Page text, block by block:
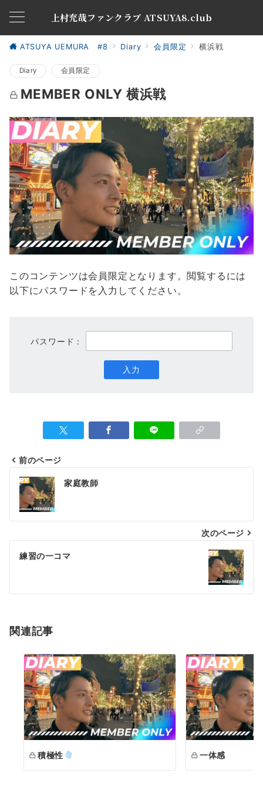
上村充哉ファンクラブ ATSUYA8.club
ATSUYA UEMURA #8 Diary 会員限定 横浜戦
Diary 会員限定
MEMBER ONLY 横浜戦
このコンテンツは会員限定となります。閲覧するには
以下にパスワードを入力してください。
パスワード：
投
稿
ナ
ビ
ゲ
シ
ン
前のページ
家庭教師
次のページ
練習の一コマ
関連記事
積極性 一体感